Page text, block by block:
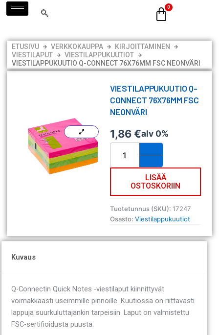
Siirry
sisältöön
ETUSIVU VERKKOKAUPPA
KIRJOITTAMINEN
VIESTILAPUT
VIESTILAPPUKUUTIOT
VIESTILAPPUKUUTIO Q-CONNECT 76X76MM FSC NEONVÄRI
VIESTILAPPUKUUTIO Q-
CONNECT 76X76MM FSC
NEONVÄRI
1,86€alv 0%
Viestilappukuutio
CONNECT
neonväri
määrä
LISÄÄ
OSTOSKORIIN
Tuotetunnus (SKU):17247
Osasto:Viestilappukuutiot
Kuvaus
Q-Connectin Quick Notes -viestilaput kiinnittyvät
voimakkaasti useimmille pinnoille. Kuutiossa on riittävästi
lappuja suurkuluttajankin tarpeisiin. Laput on valmistettu
FSC-sertifioidusta puusta.